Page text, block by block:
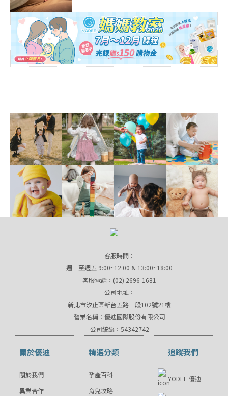
客服時間：
週一至週五 9:00~12:00 & 13:00~18:00
客服電話：(02) 2696-1681
公司地址：
新北市汐止區新台五路一段102號21樓
營業名稱：優迪國際股份有限公司
公司統編：54342742
關於優迪
關於我們
異業合作
精選分類
孕產百科
育兒攻略
追蹤我們
YODEE 優迪